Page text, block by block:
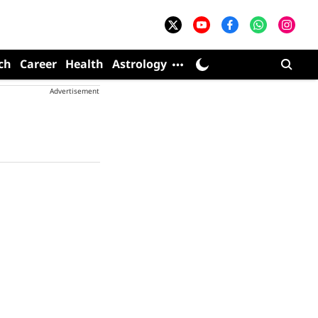
Career Health Astrology
Advertisement